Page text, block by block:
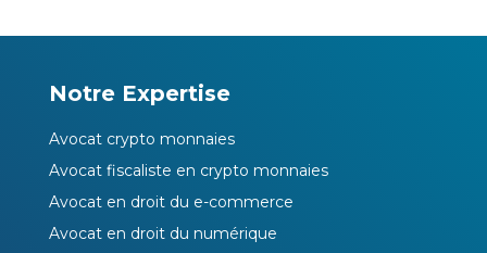
Notre Expertise
Avocat crypto monnaies
Avocat fiscaliste en crypto monnaies
Avocat en droit du e-commerce
Avocat en droit du numérique